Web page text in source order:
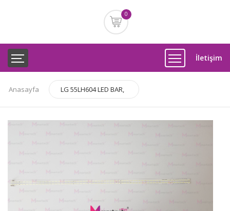
0
İletişim
Anasayfa LG 55LH604 LED BAR,